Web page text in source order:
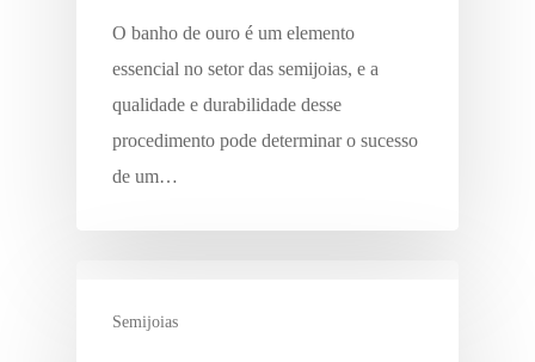
O banho de ouro é um elemento
essencial no setor das semijoias, e a
qualidade e durabilidade desse
procedimento pode determinar o sucesso
de um…
Semijoias